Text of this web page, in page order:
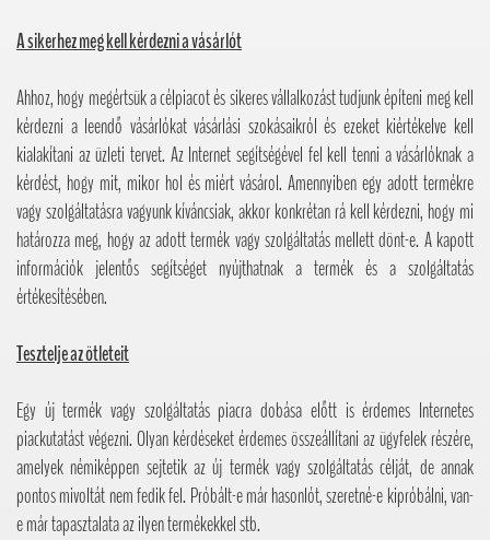
A sikerhez meg kell kérdezni a vásárlót
Ahhoz, hogy megértsük a célpiacot és sikeres vállalkozást tudjunk építeni meg kell
kérdezni a leendő vásárlókat vásárlási szokásaikról és ezeket kiértékelve kell
kialakítani az üzleti tervet. Az Internet segítségével fel kell tenni a vásárlóknak a
kérdést, hogy mit, mikor hol és miért vásárol. Amennyiben egy adott termékre
vagy szolgáltatásra vagyunk kíváncsiak, akkor konkrétan rá kell kérdezni, hogy mi
határozza meg, hogy az adott termék vagy szolgáltatás mellett dönt-e. A kapott
információk jelentős segítséget nyújthatnak a termék és a szolgáltatás
értékesítésében.
Tesztelje az ötleteit
Egy új termék vagy szolgáltatás piacra dobása előtt is érdemes Internetes
piackutatást végezni. Olyan kérdéseket érdemes összeállítani az ügyfelek részére,
amelyek némiképpen sejtetik az új termék vagy szolgáltatás célját, de annak
pontos mivoltát nem fedik fel. Próbált-e már hasonlót, szeretné-e kipróbálni, van-
e már tapasztalata az ilyen termékekkel stb.